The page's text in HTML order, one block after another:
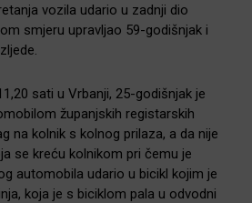
vozila udario u zadnji dio
smjeru upravljao 59-godišnjak i
sati u Vrbanji, 25-godišnjak je
županjskih registarskih
na kolnik s kolnog prilaza, a da nije
se kreću kolnikom pri čemu je
automobila udario u bicikl kojim je
koja je s biciklom pala u odvodni